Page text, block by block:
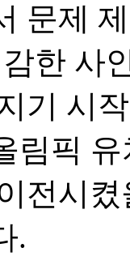
문제
한 사
기 시
림픽
전시
.